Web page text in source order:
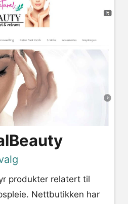
produkter relatert til
Nettbutikken har